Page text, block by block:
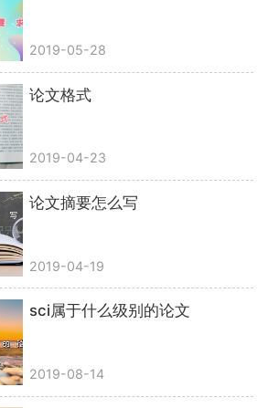
2019-05-28
论文格式
2019-04-23
论文摘要怎么写
2019-04-19
sci属于什么级别的论文
2019-08-14